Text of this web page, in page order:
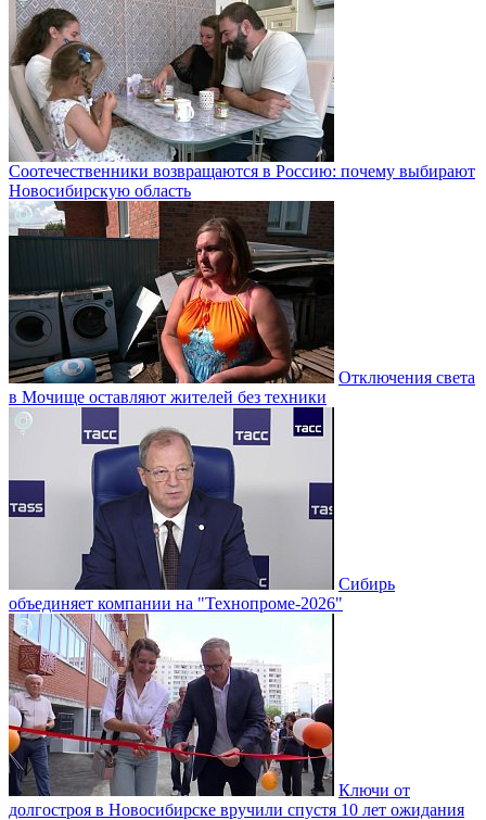
Соотечественники возвращаются в Россию: почему выбирают
Новосибирскую область
Отключения света
в Мочище оставляют жителей без техники
Сибирь
объединяет компании на "Технопроме-2026"
Ключи от
долгостроя в Новосибирске вручили спустя 10 лет ожидания